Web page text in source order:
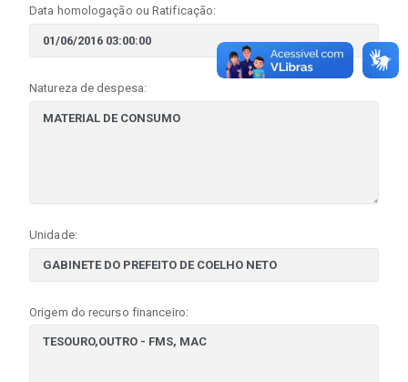
Data homologação ou Ratificação:
Natureza de despesa:
Unidade:
Origem do recurso financeiro: